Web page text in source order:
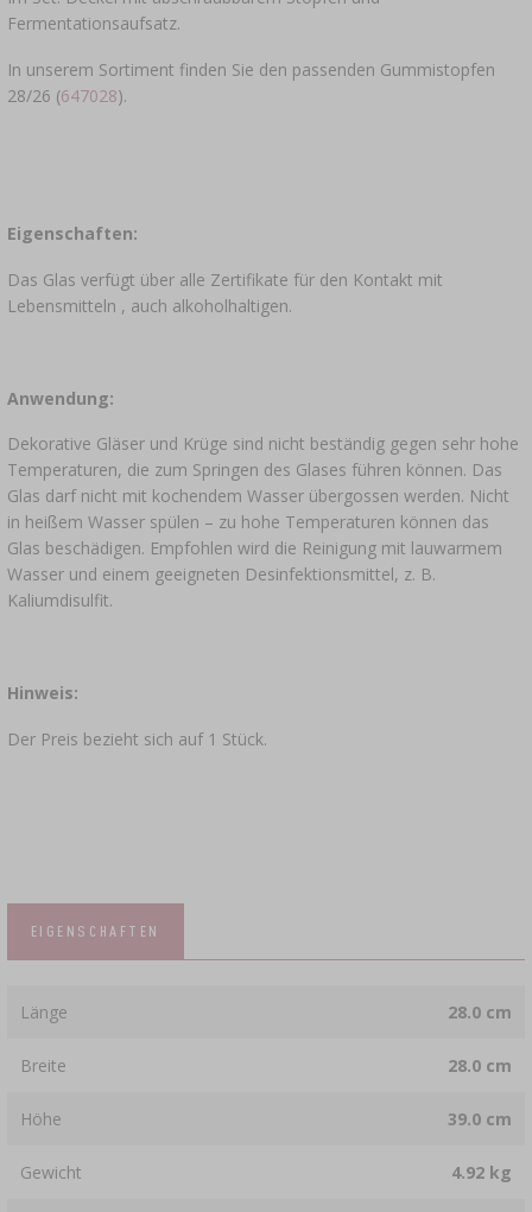
Fermentationsaufsatz.
In unserem Sortiment finden Sie den passenden Gummistopfen
28/26 (647028).
Eigenschaften:
Das Glas verfügt über alle Zertifikate für den Kontakt mit
Lebensmitteln , auch alkoholhaltigen.
Anwendung:
Dekorative Gläser und Krüge sind nicht beständig gegen sehr hohe
Temperaturen, die zum Springen des Glases führen können. Das
Glas darf nicht mit kochendem Wasser übergossen werden. Nicht
in heißem Wasser spülen – zu hohe Temperaturen können das
Glas beschädigen. Empfohlen wird die Reinigung mit lauwarmem
Wasser und einem geeigneten Desinfektionsmittel, z. B.
Kaliumdisulfit.
Hinweis:
Der Preis bezieht sich auf 1 Stück.
EIGENSCHAFTEN
Länge 28.0 cm
Breite 28.0 cm
Höhe 39.0 cm
Gewicht 4.92 kg